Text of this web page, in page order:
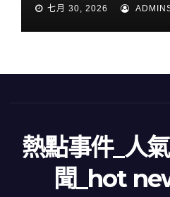
七月 30, 2026
熱點事件_人
聞_hot